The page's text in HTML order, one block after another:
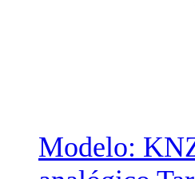
Modelo: